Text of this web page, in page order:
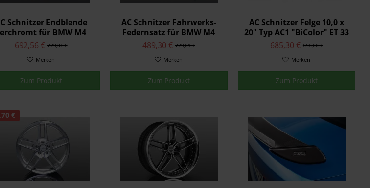
Schnitzer Endblende
für BMW M4
F82/F83729,01 €
692,56 €
Merken
Zum Produkt
AC Schnitzer Fahrwerks-
Federnsatz für BMW M4
F82 Coupé
729,01 €
489,30 €
Merken
Zum Produkt
AC Schnitzer Felge 10,0 x
20" Typ AC1 "BiColor" ET 33
M4-F82/F83
858,00 €
685,30 €
Merken
Zum Produkt
€